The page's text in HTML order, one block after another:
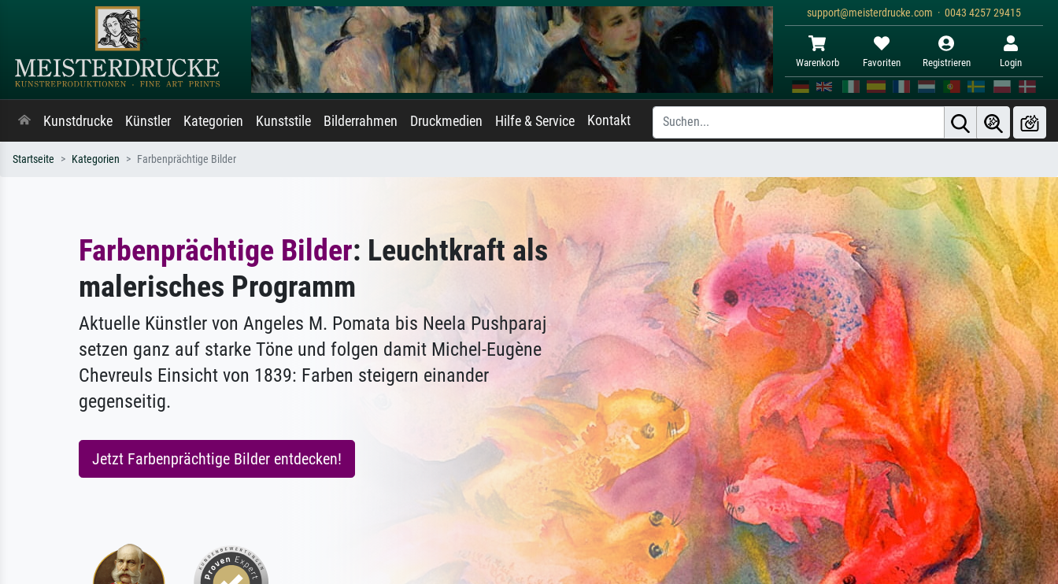
support@meisterdrucke.com · 0043 4257 29415
Warenkorb Favoriten Registrieren Login
Kunstdrucke Künstler Kategorien Kunststile Bilderrahmen Druckmedien Hilfe & Service Kontakt
Startseite Kategorien Farbenprächtige Bilder
Farbenprächtige Bilder: Leuchtkraft als
malerisches Programm
Aktuelle Künstler von Angeles M. Pomata bis Neela Pushparaj
setzen ganz auf starke Töne und folgen damit Michel-Eugène
Chevreuls Einsicht von 1839: Farben steigern einander
gegenseitig.
Jetzt Farbenprächtige Bilder entdecken!